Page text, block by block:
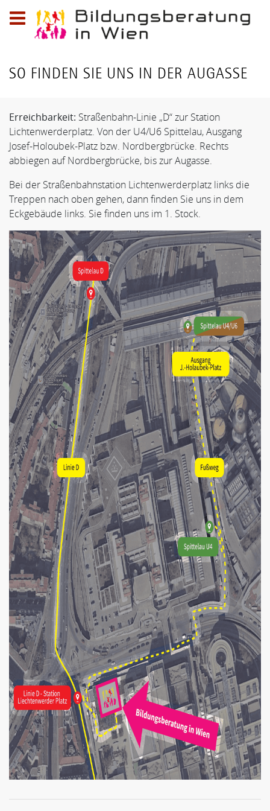
in
0800
20
79
59,
Mail:
info@bildungsberatung-
wien.at
SO FINDEN SIE UNS IN DER AUGASSE
Erreichbarkeit: Straßenbahn-Linie „D“ zur Station
Lichtenwerderplatz. Von der U4/U6 Spittelau, Ausgang
Josef-Holoubek-Platz bzw. Nordbergbrücke. Rechts
abbiegen auf Nordbergbrücke, bis zur Augasse.
Bei der Straßenbahnstation Lichtenwerderplatz links die
Treppen nach oben gehen, dann finden Sie uns in dem
Eckgebäude links. Sie finden uns im 1. Stock.